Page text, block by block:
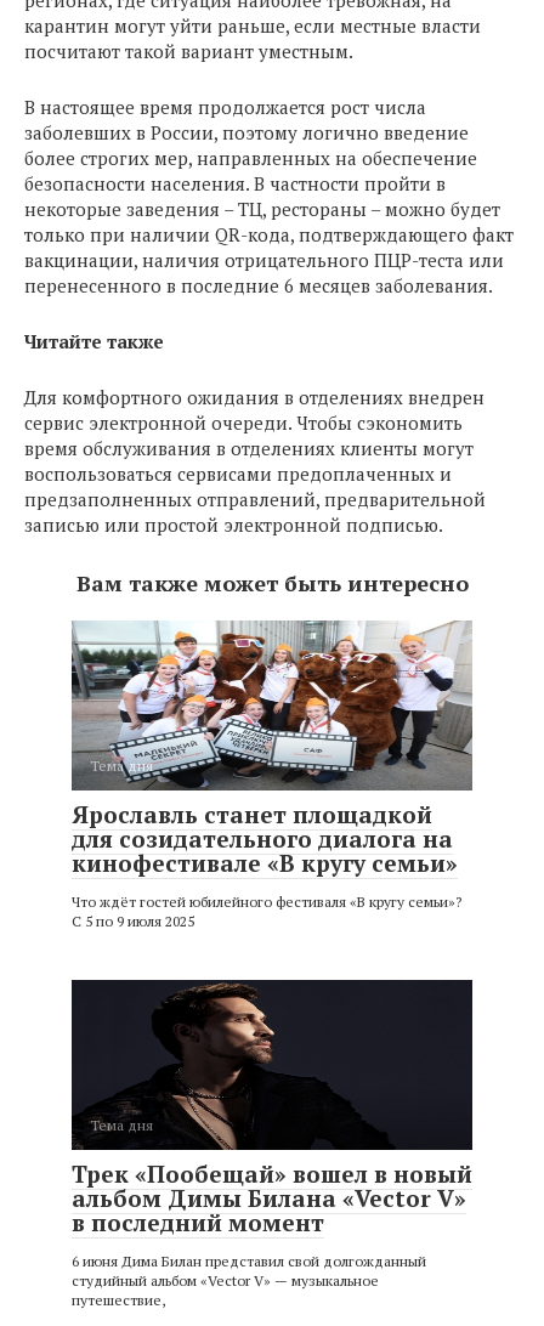
карантин могут уйти раньше, если местные власти
посчитают такой вариант уместным.
В настоящее время продолжается рост числа
заболевших в России, поэтому логично введение
более строгих мер, направленных на обеспечение
безопасности населения. В частности пройти в
некоторые заведения – ТЦ, рестораны – можно будет
только при наличии QR-кода, подтверждающего факт
вакцинации, наличия отрицательного ПЦР-теста или
перенесенного в последние 6 месяцев заболевания.
Читайте также
Для комфортного ожидания в отделениях внедрен
сервис электронной очереди. Чтобы сэкономить
время обслуживания в отделениях клиенты могут
воспользоваться сервисами предоплаченных и
предзаполненных отправлений, предварительной
записью или простой электронной подписью.
Вам также может быть интересно
Тема дня
Ярославль станет площадкой
для созидательного диалога на
кинофестивале «В кругу семьи»
Что ждёт гостей юбилейного фестиваля «В кругу семьи»?
С 5 по 9 июля 2025
Тема дня
Трек «Пообещай» вошел в новый
альбом Димы Билана «Vector V»
в последний момент
6 июня Дима Билан представил свой долгожданный
студийный альбом «Vector V» — музыкальное
путешествие,